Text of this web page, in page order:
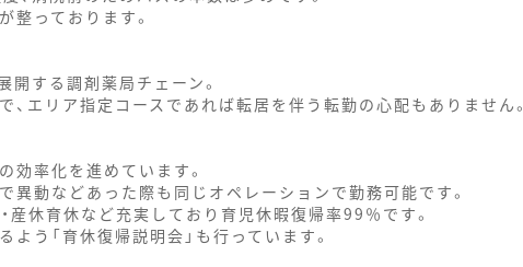
っております。
する調剤薬局チェーン。
エリア指定コースであれば転居を伴う転勤の心配もありません。
率化を進めています。
異動などあった際も同じオペレーションで勤務可能です。
産休育休など充実しており育児休暇復帰率99％です。
う「育休復帰説明会」も行っています。